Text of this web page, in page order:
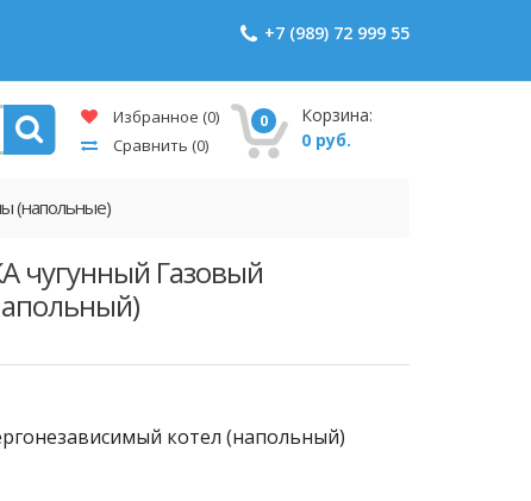
+7 (989) 72 999 55
Избранное (0)
Сравнить (0)
0
Корзина:
0 руб.
(напольные)
чугунный Газовый
котел (напольный)